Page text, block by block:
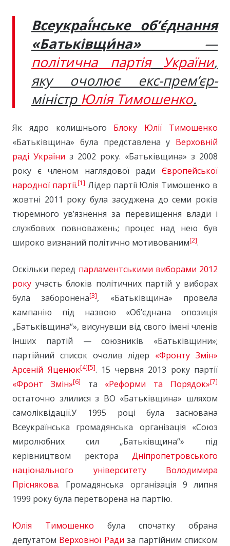
Всеукраї́нське об’є́днання
«Батьківщи́на»—
політична партія
​​України,
яку очолює екс-прем’єр-
міністр Юлія Тимошенко.
Як ядро колишнього Блоку Юлії Тимошенко
«Батьківщина» була представлена у Верховній
раді України з 2002 року. «Батьківщина» з 2008
року є членом наглядової ради Європейської
народної партії.[1] Лідер партії Юлія Тимошенко в
жовтні 2011 року була засуджена до семи років
тюремного ув’язнення за перевищення влади і
службових повноважень; процес над нею був
широко визнаний політично мотивованим[2].
Оскільки перед парламентськими виборами 2012
року участь блоків політичних партій у виборах
була заборонена[3], «Батьківщина» провела
кампанію під назвою «Об’єднана опозиція
„Батьківщина“», висунувши від свого імені членів
інших партій — союзників «Батьківщини»;
партійний список очолив лідер «Фронту Змін»
Арсеній Яценюк[4][5]. 15 червня 2013 року партії
«Фронт Змін»[6] та «Реформи та Порядок»[7]
остаточно злилися з ВО «Батьківщина» шляхом
самоліквідації.У 1995 році була заснована
Всеукраїнська громадянська організація «Союз
миролюбних сил „Батьківщина“» під
керівництвом ректора Дніпропетровського
національного університету
Володимира
Пріснякова. Громадянська організація 9 липня
1999 року була перетворена на партію.
Юлія Тимошенко була спочатку обрана
депутатом Верховної Ради за партійним списком